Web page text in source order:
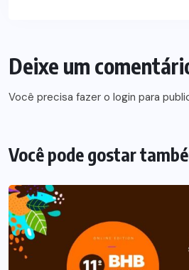
Deixe um
Você precisa fazer o login para
Você pode gostar